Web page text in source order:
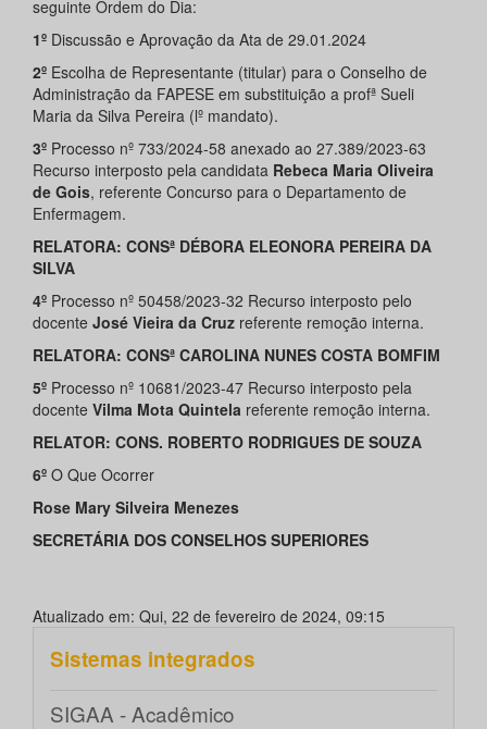
seguinte Ordem do Dia:
1º Discussão e Aprovação da Ata de 29.01.2024
2º Escolha de Representante (titular) para o Conselho de
Administração da FAPESE em substituição a profª Sueli
Maria da Silva Pereira (lº mandato).
3º Processo nº 733/2024-58 anexado ao 27.389/2023-63
Recurso interposto pela candidata Rebeca Maria Oliveira
de Gois, referente Concurso para o Departamento de
Enfermagem.
RELATORA: CONSª DÉBORA ELEONORA PEREIRA DA
SILVA
4º Processo nº 50458/2023-32 Recurso interposto pelo
docente José Vieira da Cruz referente remoção interna.
RELATORA: CONSª CAROLINA NUNES COSTA BOMFIM
5º Processo nº 10681/2023-47 Recurso interposto pela
docente Vilma Mota Quintela referente remoção interna.
RELATOR: CONS. ROBERTO RODRIGUES DE SOUZA
6º O Que Ocorrer
Rose Mary Silveira Menezes
SECRETÁRIA DOS CONSELHOS SUPERIORES
Atualizado em: Qui, 22 de fevereiro de 2024, 09:15
Sistemas integrados
SIGAA - Acadêmico